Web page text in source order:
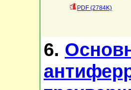
PDF (2784K)
6.